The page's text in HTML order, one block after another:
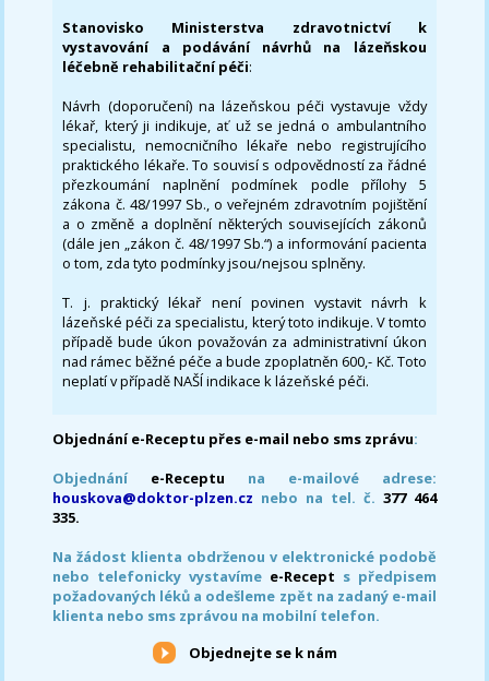
Stanovisko Ministerstva zdravotnictví k
vystavování a podávání návrhů na lázeňskou
léčebně rehabilitační péči:
Návrh (doporučení) na lázeňskou péči vystavuje vždy
lékař, který ji indikuje, ať už se jedná o ambulantního
specialistu, nemocničního lékaře nebo registrujícího
praktického lékaře. To souvisí s odpovědností za řádné
přezkoumání naplnění podmínek podle přílohy 5
zákona č. 48/1997 Sb., o veřejném zdravotním pojištění
a o změně a doplnění některých souvisejících zákonů
(dále jen „zákon č. 48/1997 Sb.“) a informování pacienta
o tom, zda tyto podmínky jsou/nejsou splněny.
T. j. praktický lékař není povinen vystavit návrh k
lázeňské péči za specialistu, který toto indikuje. V tomto
případě bude úkon považován za administrativní úkon
nad rámec běžné péče a bude zpoplatněn 600,- Kč. Toto
neplatí v případě NAŠÍ indikace k lázeňské péči.
Objednání e-Receptu přes e-mail nebo sms zprávu:
Objednání e-Receptu na e-mailové adrese:
houskova@doktor-plzen.cz nebo na tel. č. 377 464
335.
Na žádost klienta obdrženou v elektronické podobě
nebo telefonicky vystavíme e-Recept s předpisem
požadovaných léků a odešleme zpět na zadaný e-mail
klienta nebo sms zprávou na mobilní telefon.
Objednejte se k nám